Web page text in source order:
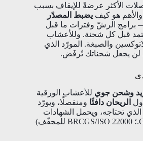
الأكثر عرضةً للإيقاف بسبب
والأهم هو كيف يضبط المصدّر
— برامج الرشّ وفترات ما قبل
قبل كل شحنة. وللأعشاب
والصبغة. المورّد الذي
لن يجعل شحناتك تُرفَض.
وشحن جوي للأعشاب الورقية
الريحان دافئًا ومنفصلًا، ويورّد
تحتاجه، ويحمل الشهادات
الصحيحة (GLOBALG.A.P.؛ BRCGS/ISO 22000 للمجفّف)